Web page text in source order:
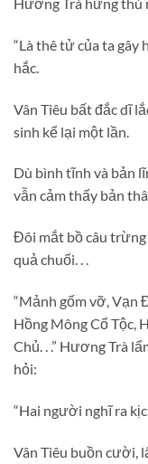
“Là thê tử của ta gây
hắc.
Vân Tiêu bất đắc dĩ
sinh kể lại một lần.
Dù bình tĩnh và bản
vẫn cảm thấy bản
Đôi mắt bồ câu
quả chuối. . .
“Mảnh gốm vỡ, Vạn
Hồng Mông Cổ Tộc,
Chủ. . .” Hương Trà
hỏi:
“Hai người nghĩ ra
Vân Tiêu buồn cười,